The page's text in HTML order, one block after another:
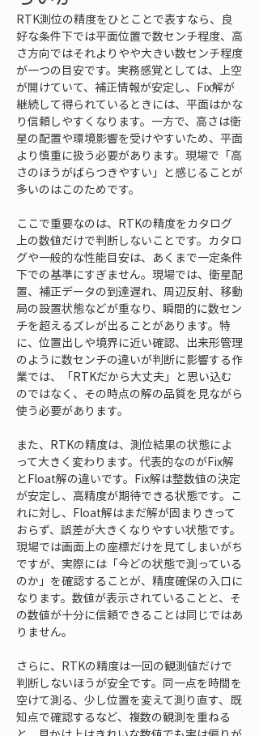
RTK測位の精度をひとことで表すなら、良
好な条件下では平面位置で数センチ程度、高
さ方向ではそれよりやや大きい数センチ程度
が一つの目安です。実務感覚としては、上空
が開けていて、補正情報が安定し、Fix解が
継続して得られているときには、平面はかな
り信頼しやすくなります。一方で、高さは衛
星の配置や環境影響を受けやすいため、平面
より慎重に扱う必要があります。現場で「高
さのほうがばらつきやすい」と感じることが
多いのはこのためです。
ここで重要なのは、RTKの精度をカタログ
上の数値だけで判断しないことです。カタロ
グや一般的な性能目安は、あくまで一定条件
下での基準にすぎません。現場では、衛星配
置、補正データの到達遅れ、周辺反射、移動
局の設置状態などが重なり、瞬間的に数セン
チを超えるズレが出ることがあります。特
に、位置出しや境界に近い確認、出来形管理
のように数センチの違いが判断に影響する作
業では、「RTKだから大丈夫」と思い込む
のではなく、その時点の解の品質を見ながら
使う必要があります。
また、RTKの精度は、測位結果の状態によ
って大きく変わります。代表的なのがFix解
とFloat解の違いです。Fix解は整数値の決定
が安定し、高精度が期待できる状態です。こ
れに対し、Float解はまだ解が固まりきって
おらず、誤差が大きくなりやすい状態です。
現場では画面上の座標だけを見てしまいがち
ですが、実際には「今どの状態で測っている
のか」を確認することが、精度確保の入口に
なります。数値が表示されていることと、そ
の数値が十分に信頼できることは同じではあ
りません。
さらに、RTKの精度は一回の観測値だけで
判断しないほうが安全です。同一点を時間を
空けて測る、少し位置を変えて測り直す、既
知点で確認するなど、複数の観測を重ねる